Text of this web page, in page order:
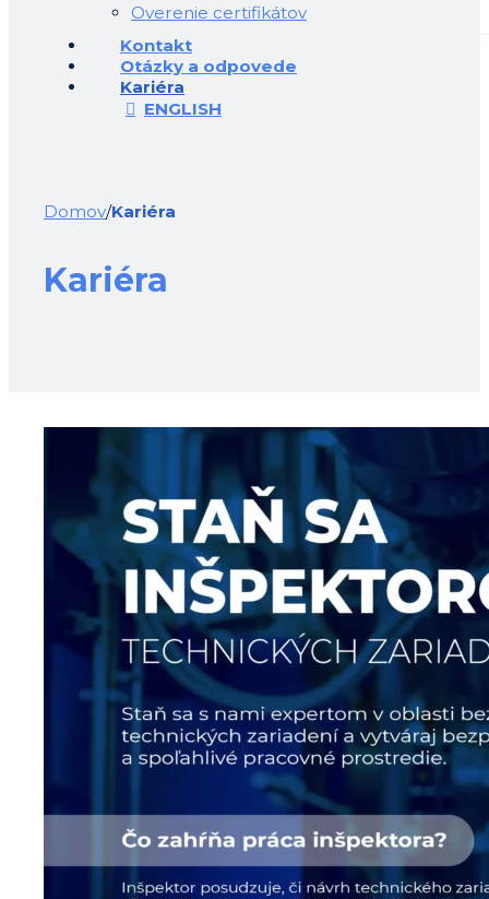
Overenie certifikátov
Kontakt
Otázky a odpovede
Kariéra
ENGLISH
Domov/Kariéra
Kariéra